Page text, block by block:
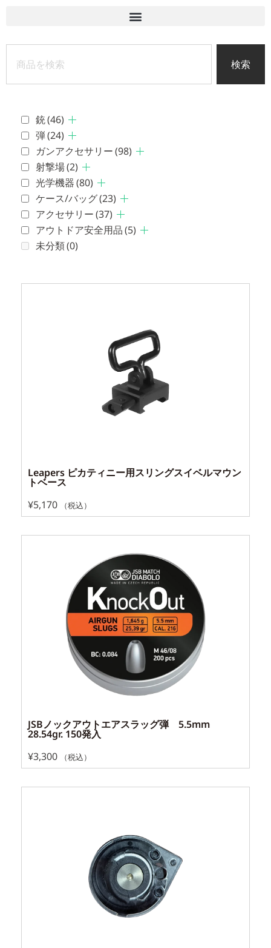
検索
銃(46)
弾(24)
ガンアクセサリー(98)
射撃場(2)
光学機器(80)
ケース/バッグ(23)
アクセサリー(37)
アウトドア安全用品(5)
未分類(0)
Leapers ピカティニー用スリングスイベルマウン
トベース
¥5,170 （税込）
JSBノックアウトエアスラッグ弾 5.5mm
28.54gr. 150発入
¥3,300 （税込）